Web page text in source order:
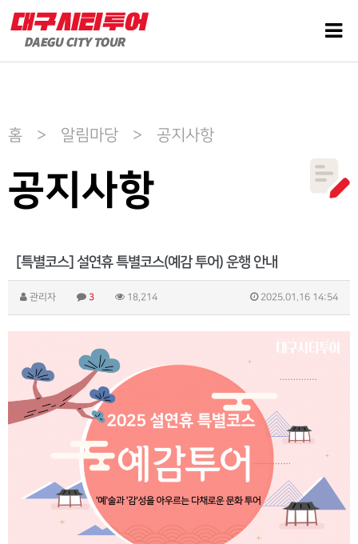
홈 > 알림마당 > 공지사항
공지사항
[특별코스] 설연휴 특별코스(예감 투어) 운행 안내
관리자 3 18,214 2025.01.16 14:54